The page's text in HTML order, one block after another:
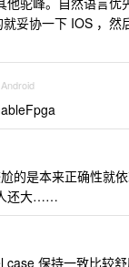
妥协一下 IOS ，
的是本来正确性就
还大……
保持一致比较